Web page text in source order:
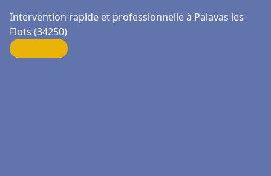
Intervention rapide et professionnelle à Palavas les
Flots (34250)